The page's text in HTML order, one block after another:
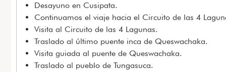
Desayuno en Cusipata.
Continuamos el viaje hacia el Circuito de las 4
Visita al Circuito de las 4 Lagunas.
Traslado al último puente inca de Queswachaka.
Visita guiada al puente de Queswachaka.
Traslado al pueblo de Tungasuca.